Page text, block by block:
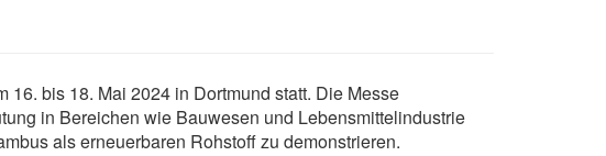
bis 18. Mai 2024 in Dortmund statt. Die Messe
in Bereichen wie Bauwesen und Lebensmittelindustrie
als erneuerbaren Rohstoff zu demonstrieren.